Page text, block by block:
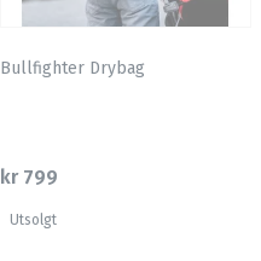
Bullfighter Drybag
kr 799
Utsolgt